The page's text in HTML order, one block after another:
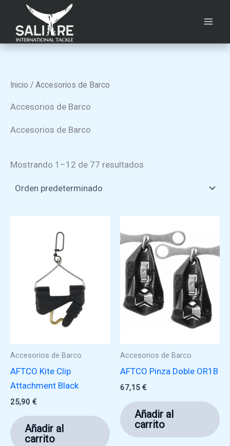
contenido
navegación
de
Inicio / Accesorios de Barco
Accesorios de Barco
Accesorios de Barco
Mostrando 1–12 de 77 resultados
Accesorios de Barco
AFTCO Kite Clip
Attachment Black
25,90 €
Añadir al
carrito
Accesorios de Barco
AFTCO Pinza Doble OR1B
67,15 €
Añadir al
carrito